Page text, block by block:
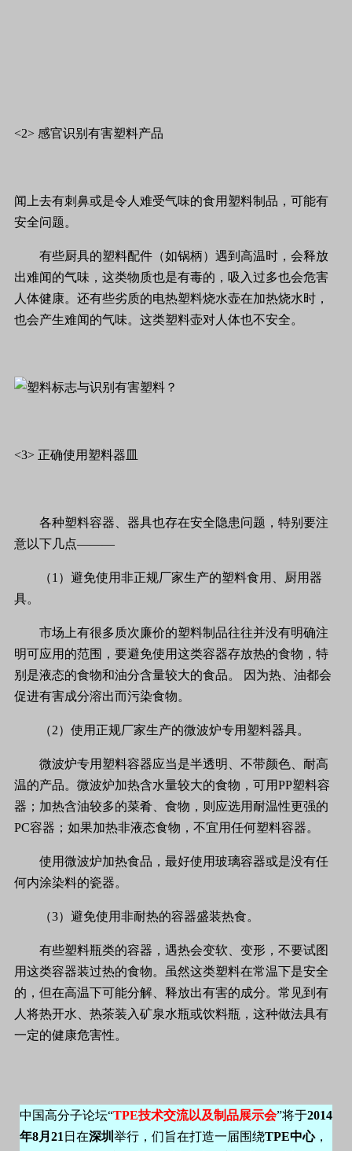
<2> 感官识别有害塑料产品
闻上去有刺鼻或是令人难受气味的食用塑料制品，可能有
安全问题。
有些厨具的塑料配件（如锅柄）遇到高温时，会释放
出难闻的气味，这类物质也是有毒的，吸入过多也会危害
人体健康。还有些劣质的电热塑料烧水壶在加热烧水时，
也会产生难闻的气味。这类塑料壶对人体也不安全。
<3> 正确使用塑料器皿
各种塑料容器、器具也存在安全隐患问题，特别要注
意以下几点———
（1）避免使用非正规厂家生产的塑料食用、厨用器
具。
市场上有很多质次廉价的塑料制品往往并没有明确注
明可应用的范围，要避免使用这类容器存放热的食物，特
别是液态的食物和油分含量较大的食品。 因为热、油都会
促进有害成分溶出而污染食物。
（2）使用正规厂家生产的微波炉专用塑料器具。
微波炉专用塑料容器应当是半透明、不带颜色、耐高
温的产品。微波炉加热含水量较大的食物，可用PP塑料容
器；加热含油较多的菜肴、食物，则应选用耐温性更强的
PC容器；如果加热非液态食物，不宜用任何塑料容器。
使用微波炉加热食品，最好使用玻璃容器或是没有任
何内涂染料的瓷器。
（3）避免使用非耐热的容器盛装热食。
有些塑料瓶类的容器，遇热会变软、变形，不要试图
用这类容器装过热的食物。虽然这类塑料在常温下是安全
的，但在高温下可能分解、释放出有害的成分。常见到有
人将热开水、热茶装入矿泉水瓶或饮料瓶，这种做法具有
一定的健康危害性。
中国高分子论坛“TPE技术交流以及制品展示会”将于2014
年8月 21 日在深圳 举行，们旨在打造一届围绕TPE中心，